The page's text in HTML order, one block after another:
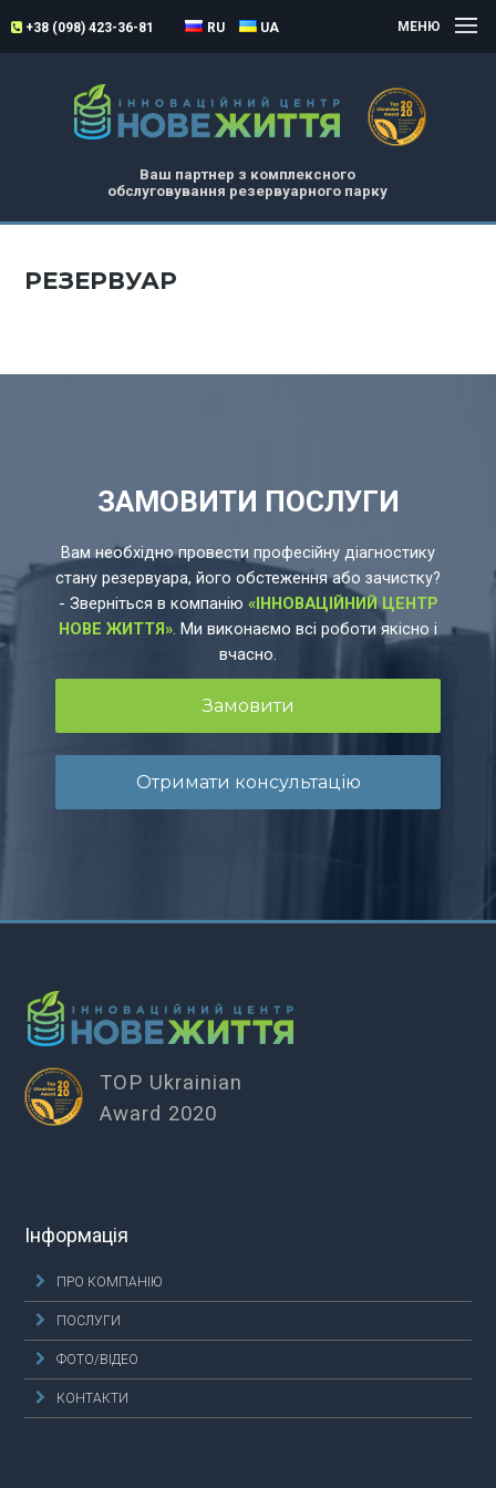
Ваш партнер з комплексного
обслуговування резервуарного парку
МЕНЮ
+38 (098) 423-36-81 RU UA
РЕЗЕРВУАР
ЗАМОВИТИ ПОСЛУГИ
Вам необхідно провести професійну діагностику
стану резервуара, його обстеження або зачистку?
- Зверніться в компанію «ІННОВАЦІЙНИЙ ЦЕНТР
НОВЕ ЖИТТЯ». Ми виконаємо всі роботи якісно і
вчасно.
Замовити
Отримати консультацію
TOP Ukrainian
Award 2020
Інформація
ПРО КОМПАНІЮ
ПОСЛУГИ
ФОТО/ВІДЕО
КОНТАКТИ